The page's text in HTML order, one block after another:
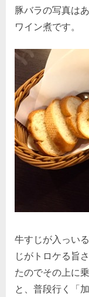
豚バラの写真は
ワイン煮です。
牛すじが入っい
じがトロケる旨
たのでその上に
と、普段行く「